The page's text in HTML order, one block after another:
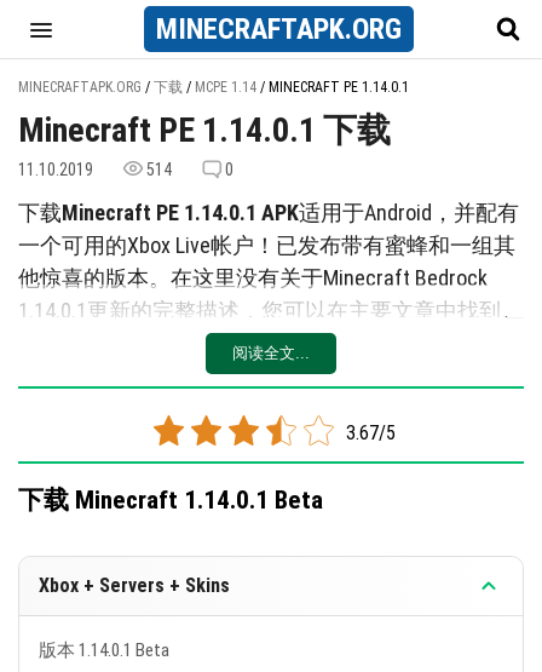
MINECRAFTAPK.ORG
MINECRAFTAPK.ORG / 下载 / MCPE 1.14 / MINECRAFT PE 1.14.0.1
Minecraft PE 1.14.0.1 下载
11.10.2019 514 0
下载Minecraft PE 1.14.0.1 APK适用于Android，并配有
一个可用的Xbox Live帐户！已发布带有蜜蜂和一组其
他惊喜的版本。在这里没有关于Minecraft Bedrock
1.14.0.1更新的完整描述，您可以在主要文章中找到。
蜜蜂Minecraft PE 1.14.0.1【测试版本】
蜂巢和巢穴
细胞单元
蜂蜜块
除了新产品外，已修复了27个错误。修复已与版本
1.13.0.18重复，我们将仅列出新的。已修复：
阅读全文...
3.67/5
下载 Minecraft 1.14.0.1 Beta
Xbox + Servers + Skins
版本 1.14.0.1 Beta